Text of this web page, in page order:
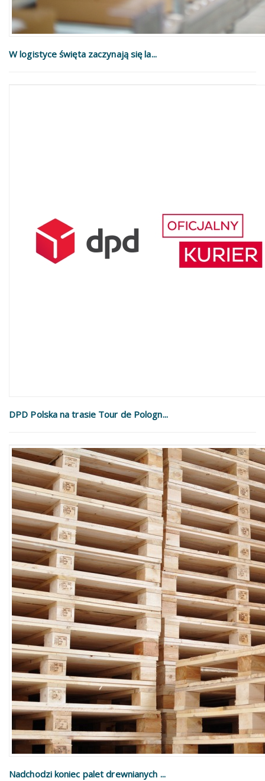
W logistyce święta zaczynają się la...
DPD Polska na trasie Tour de Pologn...
Nadchodzi koniec palet drewnianych ...